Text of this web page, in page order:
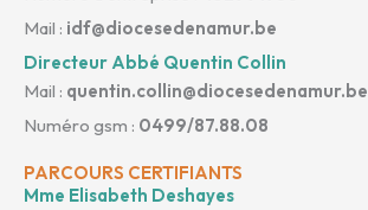
Mail : idf@diocesedenamur.be
Directeur Abbé Quentin Collin
Mail : quentin.collin@diocesedenamur.be
Numéro gsm : 0499/87.88.08
PARCOURS CERTIFIANTS
Mme Elisabeth Deshayes